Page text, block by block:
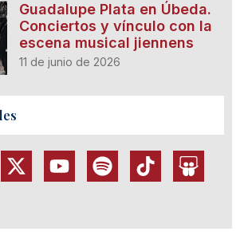
Guadalupe Plata en Úbeda.
Conciertos y vínculo con la
escena musical jiennens
11 de junio de 2026